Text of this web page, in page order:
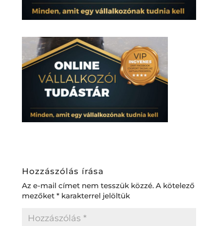
Hozzászólás írása
Az e-mail címet nem tesszük közzé. A kötelező
mezőket *karakterrel jelöltük